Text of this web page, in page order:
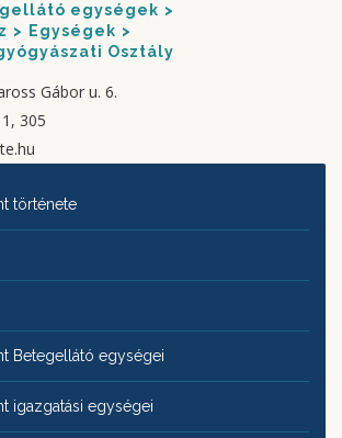
egységek
Egységek
Osztály
Gábor u. 6.
305
története
Betegellátó egységei
igazgatási egységei